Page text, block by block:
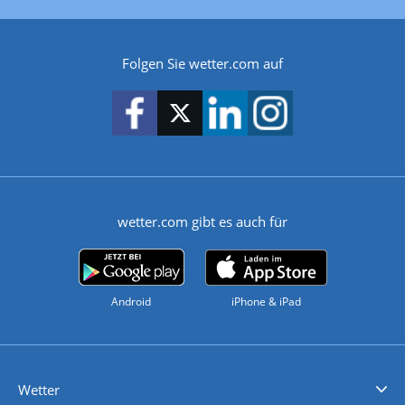
Folgen Sie wetter.com auf
wetter.com gibt es auch für
Android iPhone & iPad
Wetter